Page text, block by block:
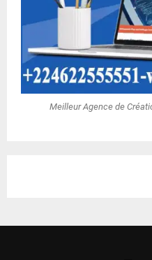
Meilleur Agence de